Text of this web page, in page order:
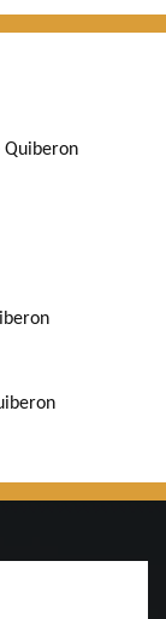
Quiberon